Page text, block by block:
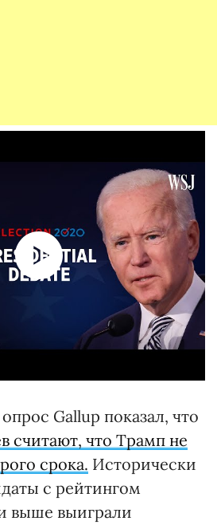
Gallup показал, что
считают, что Трамп не
срока. Исторически
с рейтингом
выше выиграли